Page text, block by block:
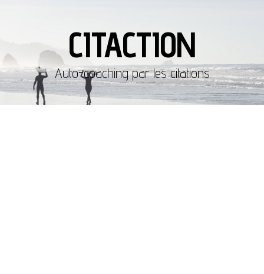
CITACTION
Auto-coaching par les citations